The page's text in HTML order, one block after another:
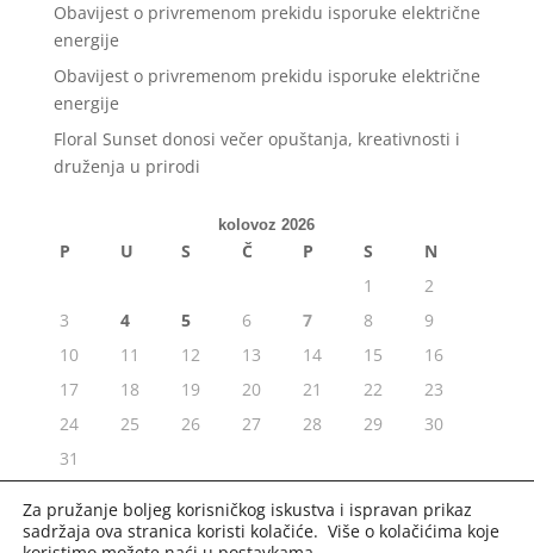
Obavijest o privremenom prekidu isporuke električne
energije
Obavijest o privremenom prekidu isporuke električne
energije
Floral Sunset donosi večer opuštanja, kreativnosti i
druženja u prirodi
kolovoz 2026
P U S Č P S
N
1
2
3
4 5 6 7 8
9
10
11 12 13 14 15
16
17
18 19 20 21 22
23
24
25 26 27 28 29
30
31
« srp
Za pružanje boljeg korisničkog iskustva i ispravan prikaz
sadržaja ova stranica koristi kolačiće. Više o kolačićima koje